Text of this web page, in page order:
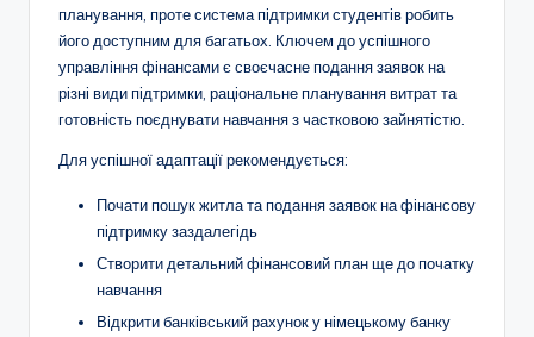
планування, проте система підтримки студентів робить
його доступним для багатьох. Ключем до успішного
управління фінансами є своєчасне подання заявок на
різні види підтримки, раціональне планування витрат та
готовність поєднувати навчання з частковою зайнятістю.
Для успішної адаптації рекомендується:
Почати пошук житла та подання заявок на фінансову
підтримку заздалегідь
Створити детальний фінансовий план ще до початку
навчання
Відкрити банківський рахунок у німецькому банку